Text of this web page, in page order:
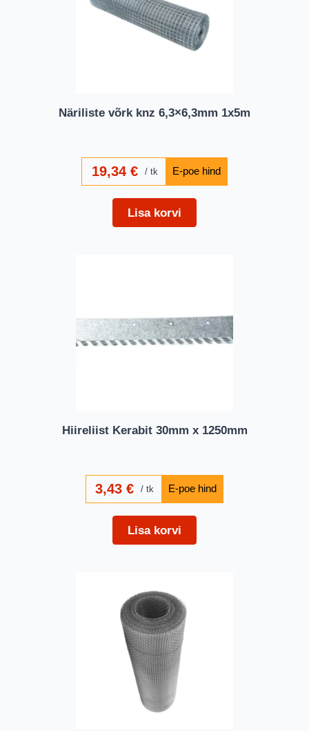
Näriliste võrk knz 6,3×6,3mm 1x5m
19,34 € tk
Lisa korvi
Hiireliist Kerabit 30mm x 1250mm
3,43€ tk
Lisa korvi